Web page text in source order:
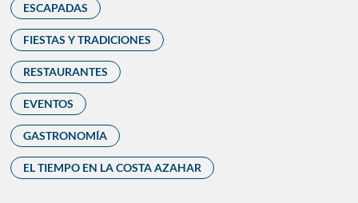
ESCAPADAS
FIESTAS Y TRADICIONES
RESTAURANTES
EVENTOS
GASTRONOMÍA
EL TIEMPO EN LA COSTA AZAHAR